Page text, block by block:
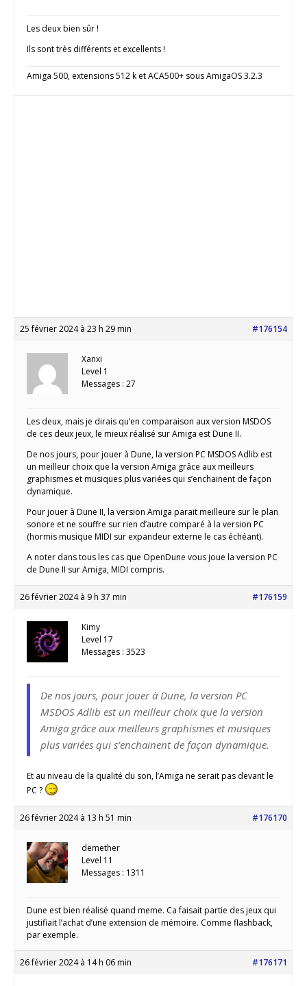
Les deux bien sûr !
Ils sont très différents et excellents !
Amiga 500, extensions 512 k et ACA500+ sous AmigaOS 3.2.3
25 février 2024 à 23 h 29 min #176154
Xanxi
Level 1
Messages : 27
Les deux, mais je dirais qu’en comparaison aux version MSDOS
de ces deux jeux, le mieux réalisé sur Amiga est Dune II.
De nos jours, pour jouer à Dune, la version PC MSDOS Adlib est
un meilleur choix que la version Amiga grâce aux meilleurs
graphismes et musiques plus variées qui s’enchainent de façon
dynamique.
Pour jouer à Dune II, la version Amiga parait meilleure sur le plan
sonore et ne souffre sur rien d’autre comparé à la version PC
(hormis musique MIDI sur expandeur externe le cas échéant).
A noter dans tous les cas que OpenDune vous joue la version PC
de Dune II sur Amiga, MIDI compris.
26 février 2024 à 9 h 37 min #176159
Kimy
Level 17
Messages : 3523
De nos jours, pour jouer à Dune, la version PC
MSDOS Adlib est un meilleur choix que la version
Amiga grâce aux meilleurs graphismes et musiques
plus variées qui s’enchainent de façon dynamique.
Et au niveau de la qualité du son, l’Amiga ne serait pas devant le
PC ?
26 février 2024 à 13 h 51 min #176170
demether
Level 11
Messages : 1311
Dune est bien réalisé quand meme. Ca faisait partie des jeux qui
justifiait l’achat d’une extension de mémoire. Comme flashback,
par exemple.
26 février 2024 à 14 h 06 min #176171